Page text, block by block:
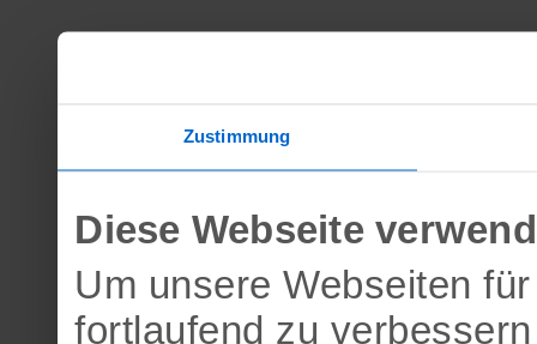
Zustimmung
Diese Webseite
Um unsere Webseiten
fortlaufend zu